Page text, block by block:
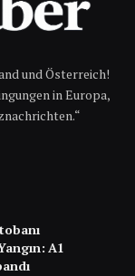
und Österreich!
in Europa,
A1